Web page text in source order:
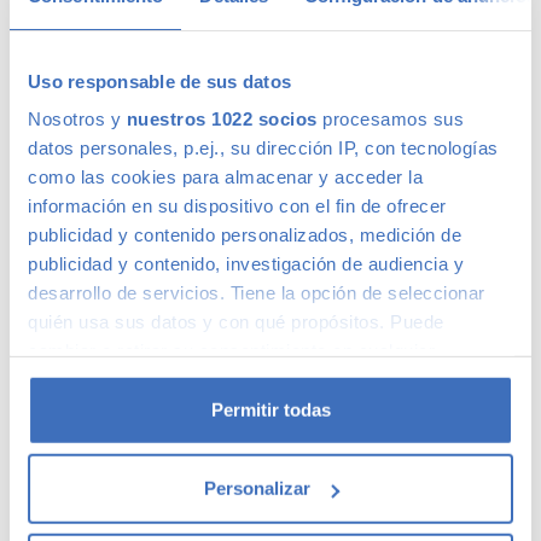
Uso responsable de sus datos
Nosotros y nuestros 1022 socios procesamos sus
datos personales, p.ej., su dirección IP, con tecnologías
como las cookies para almacenar y acceder la
información en su dispositivo con el fin de ofrecer
publicidad y contenido personalizados, medición de
publicidad y contenido, investigación de audiencia y
desarrollo de servicios. Tiene la opción de seleccionar
quién usa sus datos y con qué propósitos. Puede
momento desde la Declaración de cookies o clicando en
el Menú de consentimiento.
Recopilar información sobre su ubicación
geográfica que puede tener una precisión de varios
Permitir todas
Personalizar
Calidad Canalcar
Compra con total tranquilidad, sólo 1 de cada 4 coches
acaba siendo un coche Canalcar.Saber más